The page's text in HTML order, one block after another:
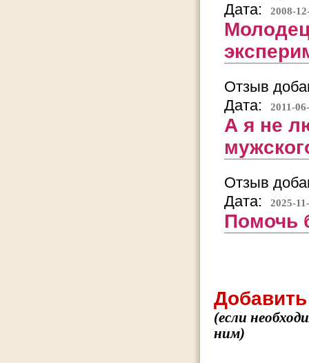
Дата:
2008-
Отзыв
Дата:
2011-
А я не
Отзыв
Дата:
2025-
Помочь
(если
ним)